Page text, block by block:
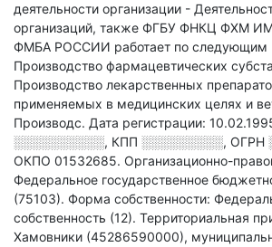
деятельности организации -
организаций, также ФГБУ ФНКЦ ФХМ
ФМБА РОССИИ работает по следующим
Производство фармацевтических
Производство лекарственных
применяемых в медицинских целях и
Производс. Дата регистрации:
░░░░░░░░░░, КПП ░░░░░░░░░, ОГРН
ОКПО 01532685. Организационно-
Федеральное государственное
(75103). Форма собственности:
собственность (12). Территориальная
Хамовники (45286590000),